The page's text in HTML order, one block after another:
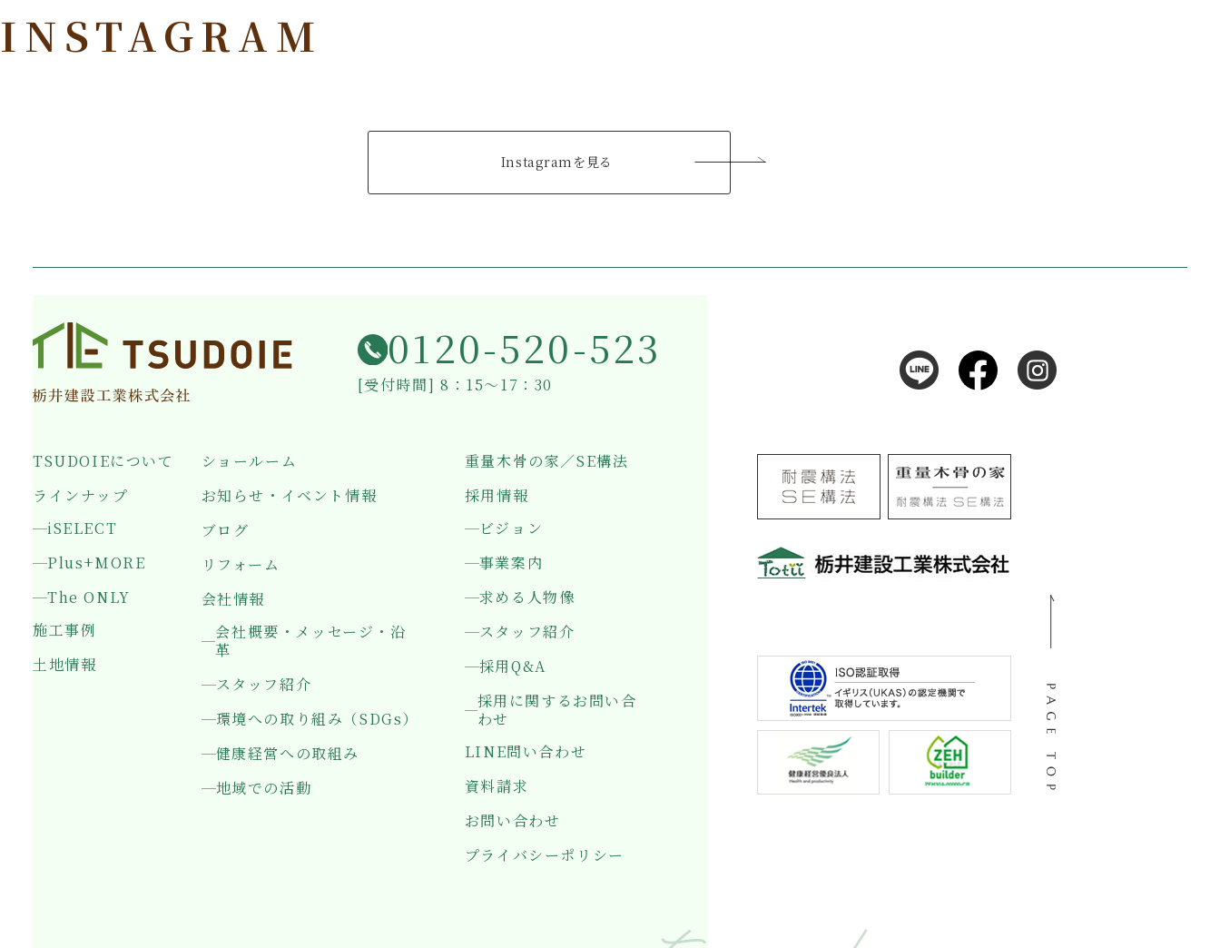
INSTAGRAM
Instagramを見る
0120-520-523
[受付時間] 8：15～17：30
TSUDOIEについて
ラインナップ
iSELECT
Plus+MORE
The ONLY
施工事例
土地情報
ショールーム
お知らせ・イベント情報
ブログ
リフォーム
会社情報
会社概要・メッセージ・沿
革
スタッフ紹介
環境への取り組み（SDGs）
健康経営への取組み
地域での活動
重量木骨の家／SE構法
採用情報
ビジョン
事業案内
求める人物像
スタッフ紹介
採用Q&A
採用に関するお問い合
わせ
LINE問い合わせ
資料請求
お問い合わせ
プライバシーポリシー